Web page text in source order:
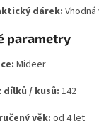
dárek:
parametry
Mideer
dílků / kusů: 142